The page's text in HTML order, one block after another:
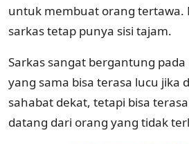
untuk membuat orang tertawa.
sarkas tetap punya sisi tajam.
Sarkas sangat bergantung
yang sama bisa terasa lucu jika
sahabat dekat, tetapi bisa
datang dari orang yang tidak